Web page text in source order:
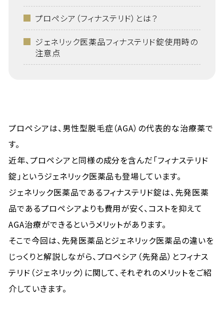
プロペシア（フィナステリド）とは？
ジェネリック医薬品フィナステリド錠使用時の
注意点
プロペシアは、男性型脱毛症（AGA）の代表的な治療薬で
す。
近年、プロペシアと同様の成分を含んだ「フィナステリド
錠」というジェネリック医薬品も登場しています。
ジェネリック医薬品であるフィナステリド錠は、先発医薬
品であるプロペシアよりも費用が安く、コストを抑えて
AGA治療ができるというメリットがあります。
そこで今回は、先発医薬品とジェネリック医薬品の違いを
じっくりと解説しながら、プロペシア（先発品）とフィナス
テリド（ジェネリック）に関して、それぞれのメリットをご紹
介していきます。